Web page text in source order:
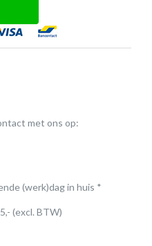
met ons op:
(werk)dag in huis *
(excl. BTW)